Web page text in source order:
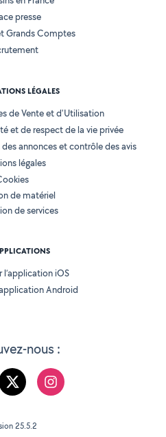
nous :
presse
Grands Comptes
LÉGALES
de Vente et d'Utilisation
et de respect de la vie privée
annonces et contrôle des avis
légales
de matériel
de services
l’application iOS
Android
25.5.2